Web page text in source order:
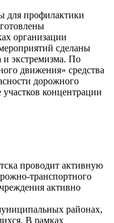
для профилактики
организации
сделаны
и экстремизма. По
движения» средства
дорожного
концентрации
проводит активную
транспортного
активно
районах,
В рамках